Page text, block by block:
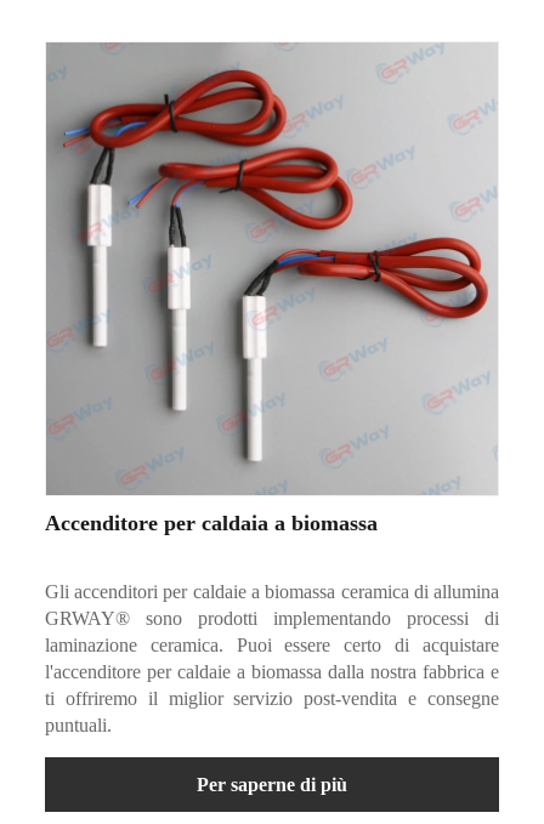
Accenditore per caldaia a biomassa
Gli accenditori per caldaie a biomassa ceramica di allumina
GRWAY® sono prodotti implementando processi di
laminazione ceramica. Puoi essere certo di acquistare
l'accenditore per caldaie a biomassa dalla nostra fabbrica e
ti offriremo il miglior servizio post-vendita e consegne
puntuali.
Per saperne di più